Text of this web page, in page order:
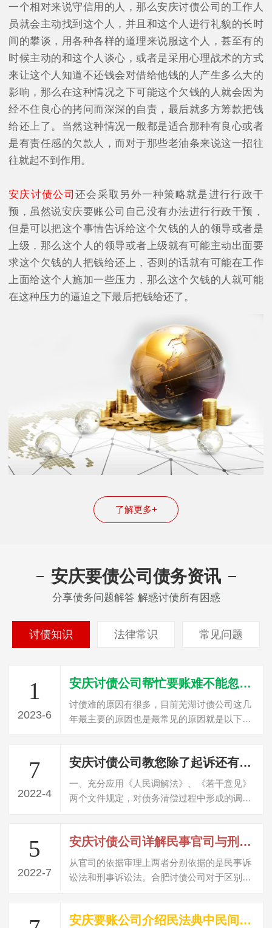
一个相对来说守信用的人，那么安庆讨债公司的工作人
员就会主动找到这个人，并且和这个人进行礼貌的长时
间的攀谈，用各种各样的道理来说服这个人，甚至有的
时候主动的和这个人谈心，或者是采用心理战术的方式
来让这个人知道不还钱会对借给他钱的人产生多么大的
影响，那么在这种情况之下可能这个欠钱的人就会因为
经不住良心的拷问而深深的自责，最后就多方筹款把钱
给还上了。当然这种情况一般都是适合那种有良心或者
是有责任感的欠款人，而对于那些老油条来说这一招往
往就起不到作用。
安庆讨债公司 还会采取另外一种策略就是进行行政干
预，虽然说安庆要账公司自己没有办法进行行政干预，
但是可以把这个事情告诉给这个欠钱的人的领导或者是
上级，那么这个人的领导或者上级就有可能主动出面要
求这个欠钱的人把钱给还上，否则的话就有可能在工作
上面给这个人施加一些压力，那么这个欠钱的人就可能
在这种压力的逼迫之下最后把钱给还了。
了解更多+
安庆要债公司债务资讯
分享债务问题解答 解惑讨债所有困惑
讨债知识 法律常识 常见问题
1
2023-6
安庆讨债公司帮忙要账难不能忽视的三个原因
讨债难的原因有很多，目前芜湖讨债公司这几
年最主要的原因也是最常见的原因就是以下三
7
2022-4
安庆讨债公司教您除了起诉还有哪些方法可以讨债？
一、充分应用《人民调解法》、《若干意见》
两个文件规定，对债务清偿过程中形成的调解
5
2022-7
安庆讨债公司详解民事官司与刑事官司的区别
从官司的依据审理上两者分别依据的是民事诉
讼法和刑事诉讼法。合肥讨债公司对于区别可
安庆要账公司介绍民法典中民间借贷判决书多久失效